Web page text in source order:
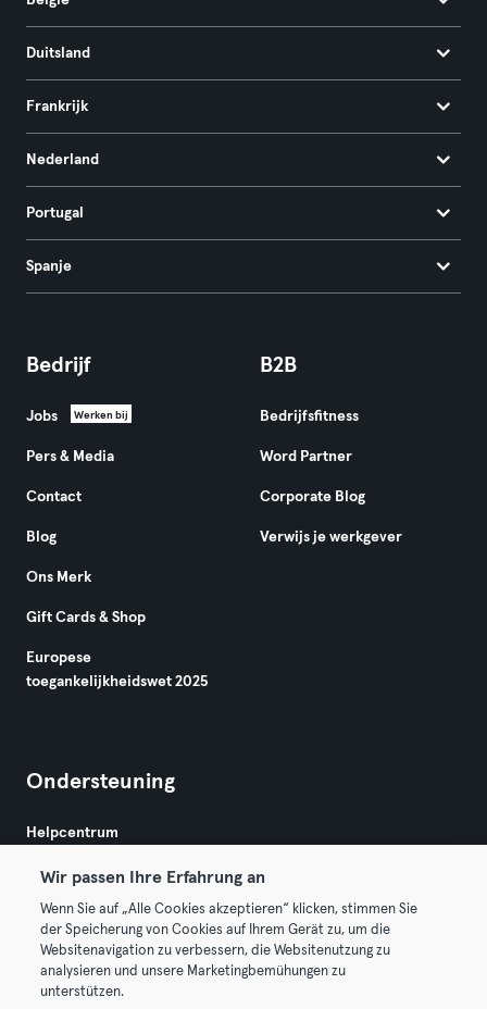
Duitsland
Frankrijk
Nederland
Portugal
Spanje
Bedrijf
Jobs Werken bij
Pers & Media
Contact
Blog
Ons Merk
Gift Cards & Shop
Europese
toegankelijkheidswet 2025
B2B
Bedrijfsfitness
Word Partner
Corporate Blog
Verwijs je werkgever
Ondersteuning
Helpcentrum
Algemene Voorwaarden
Wir passen Ihre Erfahrung an
Wenn Sie auf „Alle Cookies akzeptieren“ klicken, stimmen Sie
der Speicherung von Cookies auf Ihrem Gerät zu, um die
Websitenavigation zu verbessern, die Websitenutzung zu
analysieren und unsere Marketingbemühungen zu
unterstützen.